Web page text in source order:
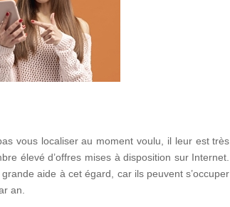
vous localiser au moment voulu, il leur est très
élevé d’offres mises à disposition sur Internet.
aide à cet égard, car ils peuvent s’occuper
an.